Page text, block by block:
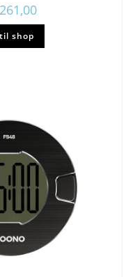
261,00
shop